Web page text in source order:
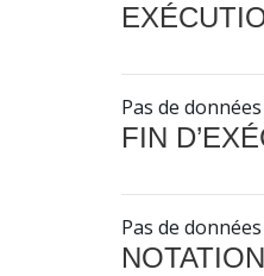
Pas de
FIN
Pas de